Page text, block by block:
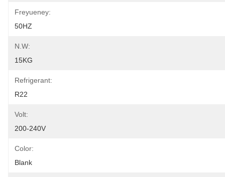
Freyueney:
50HZ
N.W:
15KG
Refrigerant:
R22
Volt:
200-240V
Color:
Blank